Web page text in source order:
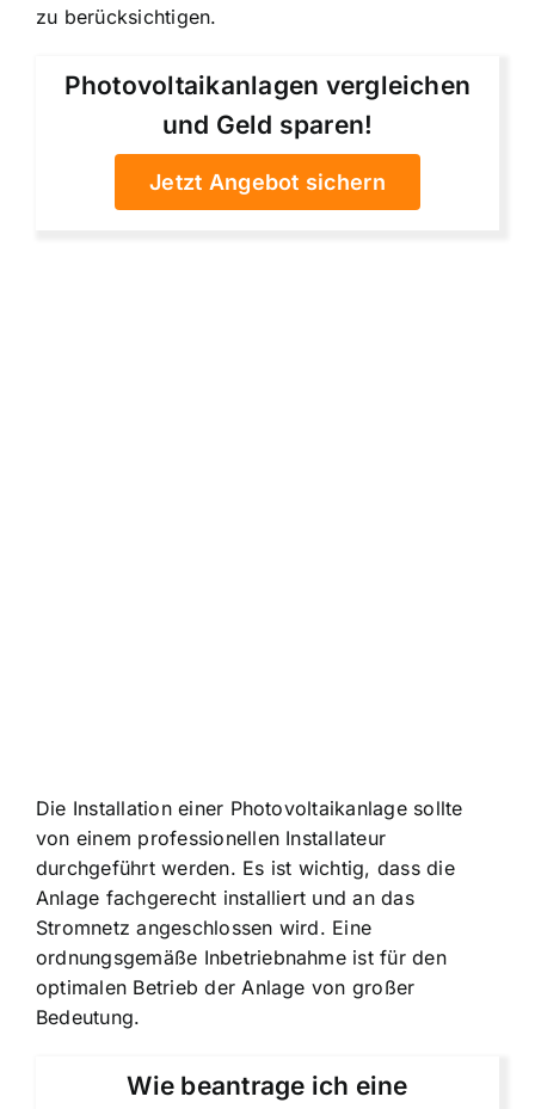
zu berücksichtigen.
Photovoltaikanlagen vergleichen
und Geld sparen!
Jetzt Angebot sichern
Die Installation einer Photovoltaikanlage sollte
von einem professionellen Installateur
durchgeführt werden. Es ist wichtig, dass die
Anlage fachgerecht installiert und an das
Stromnetz angeschlossen wird. Eine
ordnungsgemäße Inbetriebnahme ist für den
optimalen Betrieb der Anlage von großer
Bedeutung.
Wie beantrage ich eine